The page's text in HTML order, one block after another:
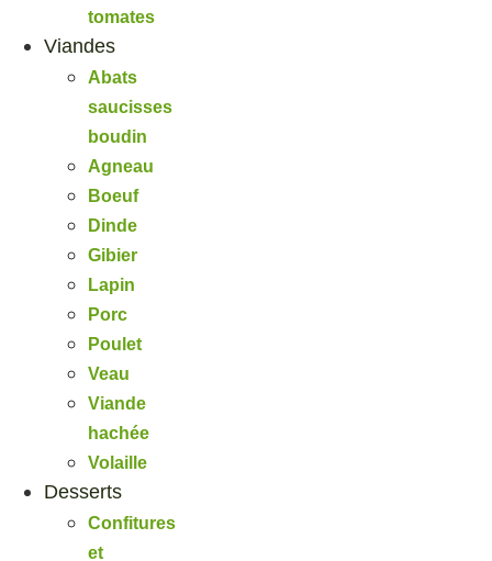
tomates
Viandes
Abats
saucisses
boudin
Agneau
Boeuf
Dinde
Gibier
Lapin
Porc
Poulet
Veau
Viande
hachée
Volaille
Desserts
Confitures
et